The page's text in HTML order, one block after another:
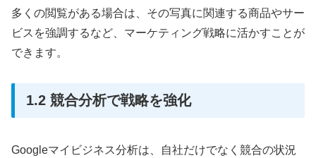
多くの閲覧がある場合は、その写真に関連する商品やサー
ビスを強調するなど、マーケティング戦略に活かすことが
できます。
1.2 競合分析で戦略を強化
Googleマイビジネス分析は、自社だけでなく競合の状況